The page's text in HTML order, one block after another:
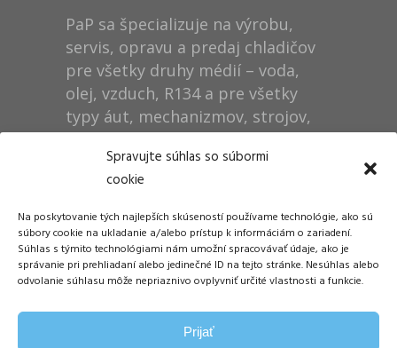
Spravujte súhlas so súbormi
cookie
Na poskytovanie tých najlepších skúseností používame technológie, ako sú
súbory cookie na ukladanie a/alebo prístup k informáciám o zariadení.
Súhlas s týmito technológiami nám umožní spracovávať údaje, ako je
správanie pri prehliadaní alebo jedinečné ID na tejto stránke. Nesúhlas alebo
odvolanie súhlasu môže nepriaznivo ovplyvniť určité vlastnosti a funkcie.
Prijať
PaP sa špecializuje na výrobu,
servis, opravu a predaj chladičov
pre všetky druhy médií – voda,
olej, vzduch, R134 a pre všetky
typy áut, mechanizmov, strojov,
technológií, rušňov…
Dušan Pytel P a P
ŠM Stráže
058 01 Poprad
Tel.: +421 905 311 248
info@papdp.sk